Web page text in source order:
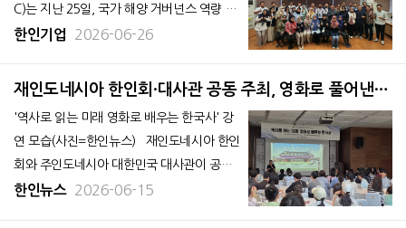
C)는 지난 25일, 국가 해양 거버넌스 역량 강
화를 위한 지속적인 노력의 일환으로 정부 관
지원하기 위한 특별 주제 교육과정을 개최했
산원의
한인기업 2026-06-26
재인도네시아 한인회·대사관 공동 주최, 영화로 풀어낸
한국사 강연 성료
'역사로 읽는 미래 영화로 배우는 한국사' 강
연 모습(사진=한인뉴스) 재인도네시아 한인
회와 주인도네시아 대한민국 대사관이 공동
주최한 역사 인문학 강좌 「역사로 읽는 미래
한인뉴스 2026-06-15